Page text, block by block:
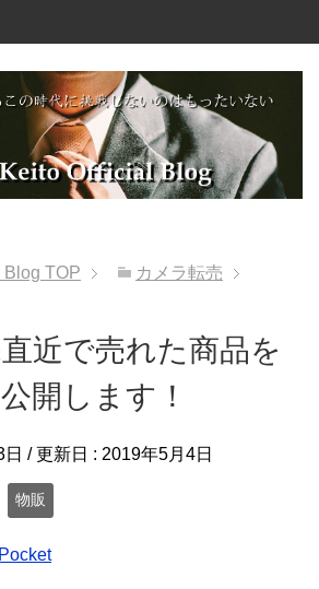
Blog TOP カメラ転売
近で売れた商品を
開します！
/ 更新日 : 2019年5月4日
物販
Pocket